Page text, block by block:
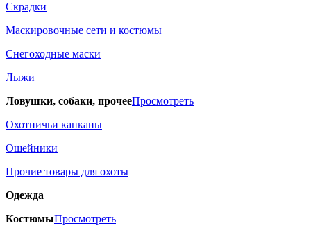
Скрадки
Маскировочные сети и костюмы
Снегоходные маски
Лыжи
Ловушки, собаки, прочееПросмотреть
Охотничьи капканы
Ошейники
Прочие товары для охоты
Одежда
КостюмыПросмотреть